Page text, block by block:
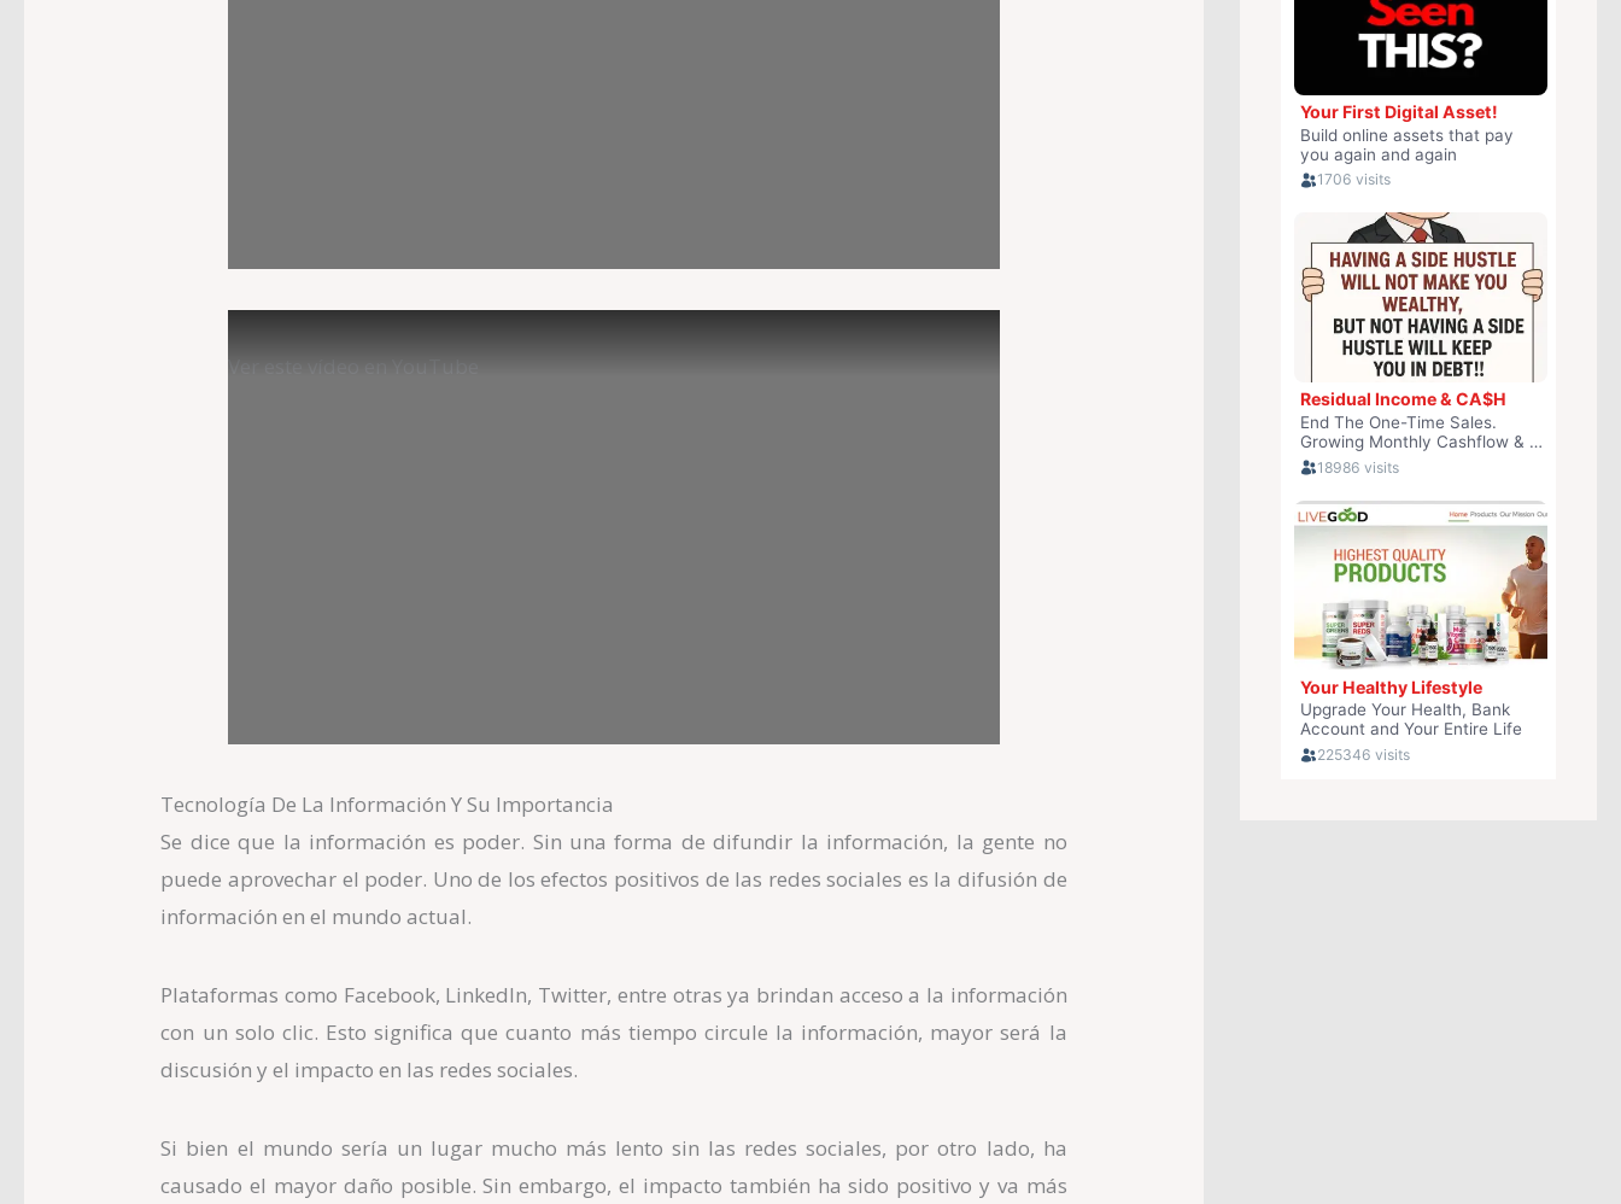
Ver este vídeo en YouTube
Tecnología De La Información Y Su Importancia
Se dice que la información es poder. Sin una forma de difundir la información, la gente no
puede aprovechar el poder. Uno de los efectos positivos de las redes sociales es la difusión de
información en el mundo actual.
Plataformas como Facebook, LinkedIn, Twitter, entre otras ya brindan acceso a la información
con un solo clic. Esto significa que cuanto más tiempo circule la información, mayor será la
discusión y el impacto en las redes sociales.
Si bien el mundo sería un lugar mucho más lento sin las redes sociales, por otro lado, ha
causado el mayor daño posible. Sin embargo, el impacto también ha sido positivo y va más